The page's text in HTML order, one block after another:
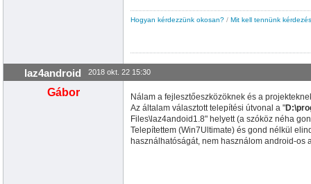
Hogyan kérdezzünk okosan? / Mit kell tennünk
laz4android 2018 okt. 22 15:30
Gábor
Nálam a fejlesztőeszközöknek és a
Az általam választott telepítési útvonal a "
Files\laz4andoid1.8" helyett (a szóköz néha
Telepítettem (Win7Ultimate) és gond nélkül
használhatóságát, nem használom android-os